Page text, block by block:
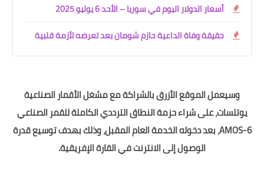
أسعار الدولار اليوم في سوريا – الأحد 6 يوليو 2025
حقيقة وفاة الداعية حازم شومان بعد تعرضه لأزمة قلبية
وسيعمل الموقع الأزرق بالشراكة مع مشغل الأقمار الصناعية
على شراء حزمة النطاق الترددي الكاملة للقمر الصناعي
AMOS-6، بعد دخوله الخدمة العام المقبل، وذلك بهدف توسيع قدرة
الوصول إلى الانترنت في القارة الإفريقية.